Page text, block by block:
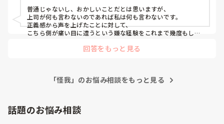
普通じゃないし、おかしいことだとは思いますが、
上司が何も言わないのであれば私は何も言わないです。
正義感から声を上げたことに対して、
こちら側が痛い目に遭うという嫌な経験をこれまで幾度もして
その職場に居づらくなったりしたくないのであれば、
黙っている方が賢明なんだと思います(　´Α｀)
回答をもっと見る
「怪我」のお悩み相談をもっと見る
話題のお悩み相談